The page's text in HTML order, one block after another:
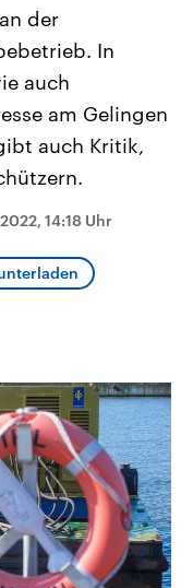
USA
Beiträge,
Hintergründe
und
die Vereinigten
mächtigsten Ländern
großem Einfluss auf
der
In
auch
am Gelingen
auch Kritik,
14:18 Uhr